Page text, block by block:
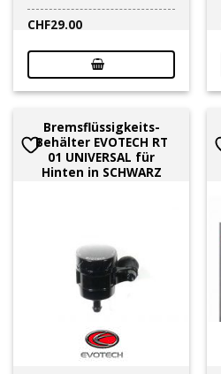
CHF29.00
Bremsflüssigkeits-
Behälter EVOTECH RT
01 UNIVERSAL für
Hinten in SCHWARZ